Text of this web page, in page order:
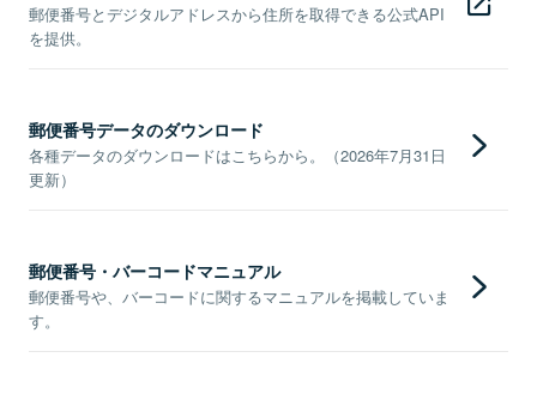
郵便番号とデジタルアドレスから住所を取得できる公式API
を提供。
郵便番号データのダウンロード
各種データのダウンロードはこちらから。（2026年7月31日
更新）
郵便番号・バーコードマニュアル
郵便番号や、バーコードに関するマニュアルを掲載していま
す。